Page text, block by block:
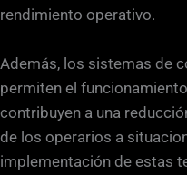
rendimiento operativo.
Además, los sistemas de
permiten el
contribuyen a una
de los operarios a
implementación de estas